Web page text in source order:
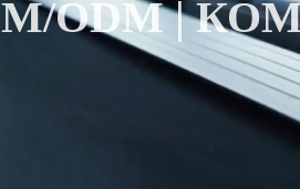
ODM |